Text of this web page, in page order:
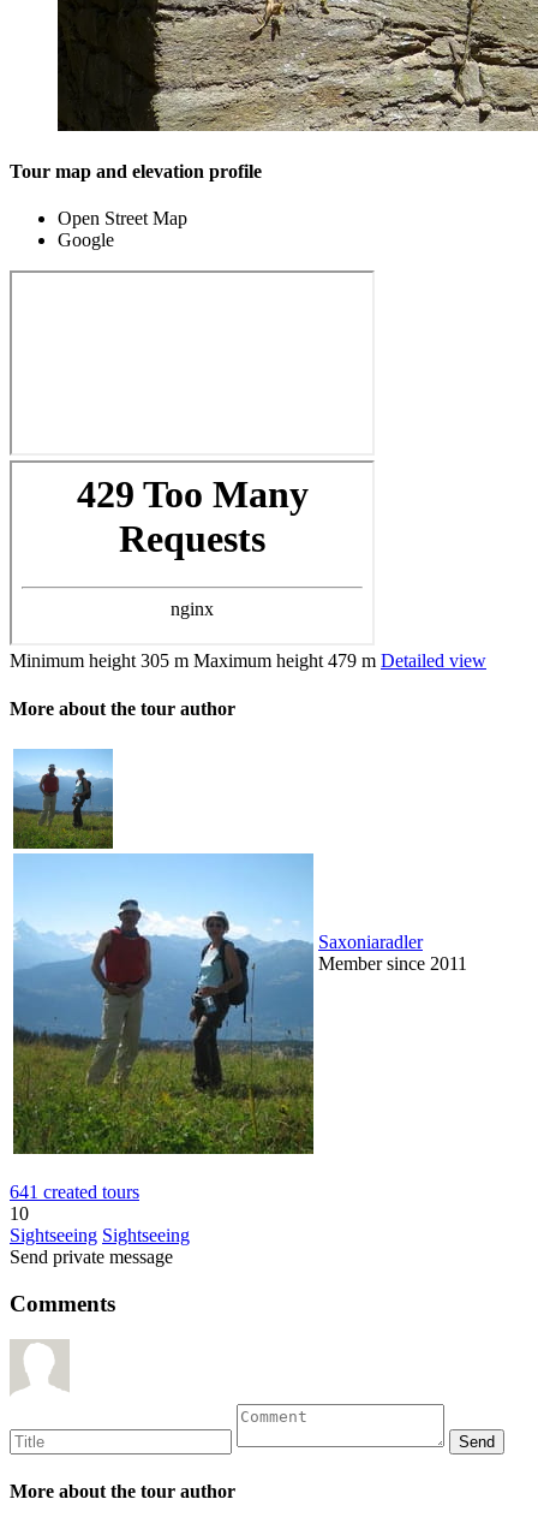
Tour map and elevation profile
Open Street Map
Google
Minimum height 305 m Maximum height 479 m Detailed view
More about the tour author
Saxoniaradler
Member since 2011
641 created tours
10
Sightseeing Sightseeing
Send private message
Comments
More about the tour author